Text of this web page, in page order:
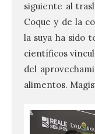
siguiente al
Coque y de la
la suya ha sido
científicos
del
alimentos.